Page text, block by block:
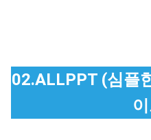
02.ALLPPT (심플